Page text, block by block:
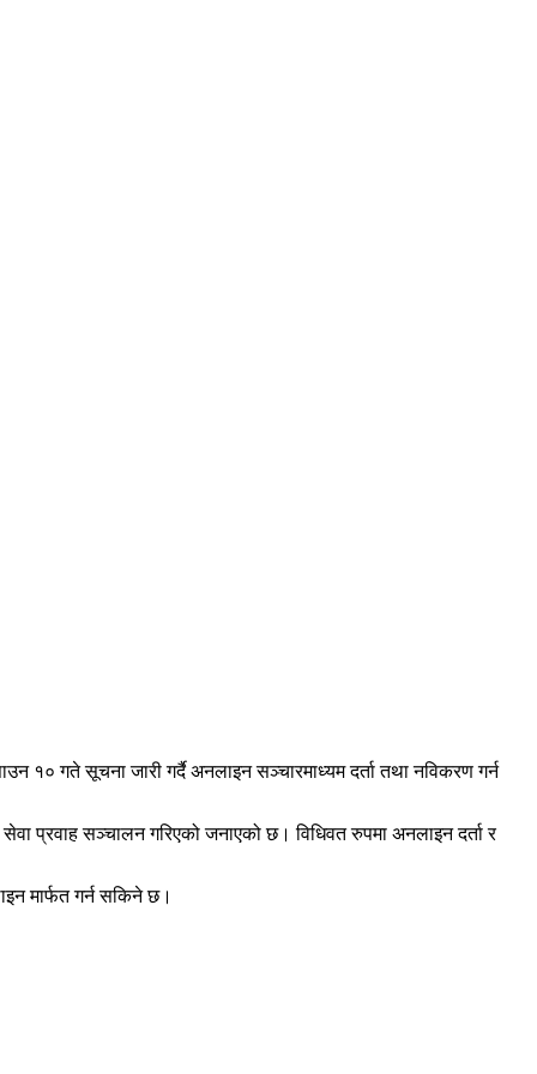
१० गते सूचना जारी गर्दै अनलाइन सञ्चारमाध्यम दर्ता तथा नविकरण गर्न
प्रवाह सञ्चालन गरिएको जनाएको छ। विधिवत रुपमा अनलाइन दर्ता र
मार्फत गर्न सकिने छ।